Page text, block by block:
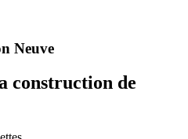
Neuve
construction de